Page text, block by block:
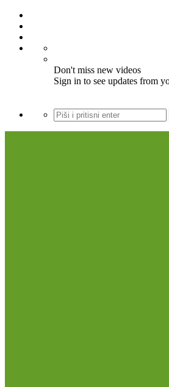
Don't miss new videos
Sign in to see updates from